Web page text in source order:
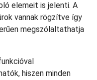
elemeit is jelenti. A
vannak rögzítve így
megszólaltathatja
hiszen minden